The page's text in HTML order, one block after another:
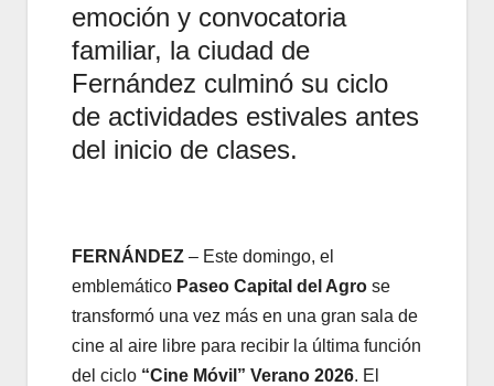
emoción y convocatoria
familiar, la ciudad de
Fernández culminó su ciclo
de actividades estivales antes
del inicio de clases.
FERNÁNDEZ – Este domingo, el
emblemático Paseo Capital del Agro se
transformó una vez más en una gran sala de
cine al aire libre para recibir la última función
del ciclo “Cine Móvil” Verano 2026. El